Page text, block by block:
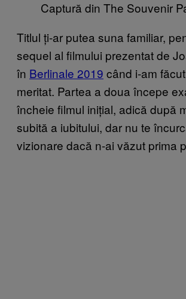
Captură din The Souvenir
Titlul ți-ar putea suna familiar,
sequel al filmului prezentat de
în Berlinale 2019 când i-am
meritat. Partea a doua începe
încheie filmul inițial, adică după
subită a iubitului, dar nu te
vizionare dacă n-ai văzut prima